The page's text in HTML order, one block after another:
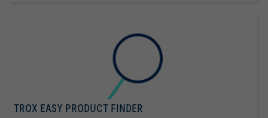
TROX EASY PRODUCT FINDER